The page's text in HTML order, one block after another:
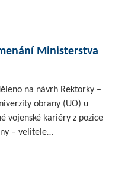
Ministerstva
na návrh Rektorky –
obrany (UO) u
vojenské kariéry z pozice
– velitele…